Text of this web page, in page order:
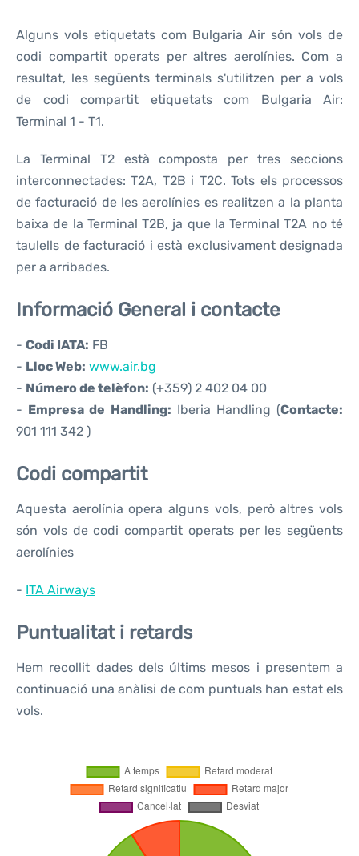
Alguns vols etiquetats com Bulgaria Air són vols de
codi compartit operats per altres aerolínies. Com a
resultat, les següents terminals s'utilitzen per a vols
de codi compartit etiquetats com Bulgaria Air:
Terminal 1 - T1.
La Terminal T2 està composta per tres seccions
interconnectades: T2A, T2B i T2C. Tots els processos
de facturació de les aerolínies es realitzen a la planta
baixa de la Terminal T2B, ja que la Terminal T2A no té
taulells de facturació i està exclusivament designada
per a arribades.
Informació General i contacte
- Codi IATA: FB
- Lloc Web: www.air.bg
- Número de telèfon: (+359) 2 402 04 00
- Empresa de Handling: Iberia Handling (Contacte:
901 111 342 )
Codi compartit
Aquesta aerolínia opera alguns vols, però altres vols
són vols de codi compartit operats per les següents
aerolínies
- ITA Airways
Puntualitat i retards
Hem recollit dades dels últims mesos i presentem a
continuació una anàlisi de com puntuals han estat els
vols.